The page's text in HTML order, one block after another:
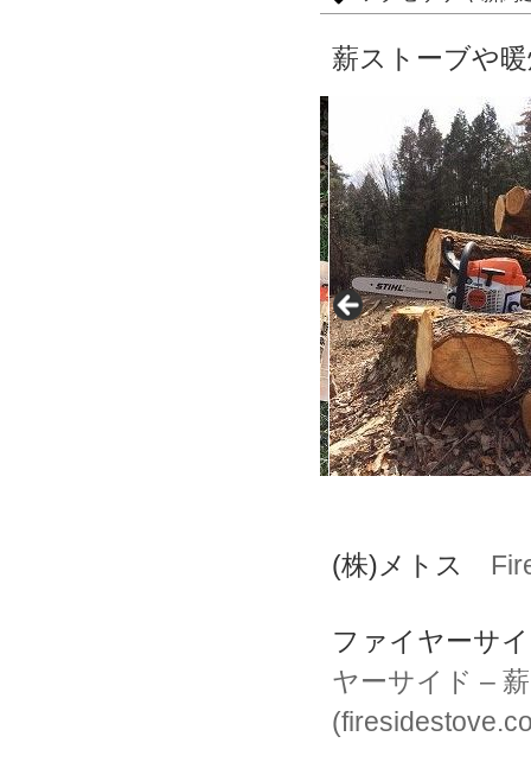
薪ストーブや
(株)メトス
ファイヤーサ
ヤーサイド –